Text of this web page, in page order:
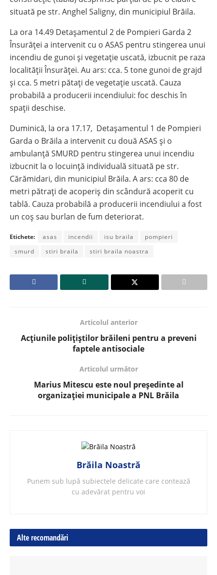
situată pe str. Anghel Saligny, din municipiul Brăila.
La ora 14.49 Detașamentul 2 de Pompieri Garda 2
Însurăței a intervenit cu o ASAS pentru stingerea unui
incendiu de gunoi și vegetație uscată, izbucnit pe raza
localității Însurăței. Au ars: cca. 5 tone gunoi de grajd
și cca. 5 metri pătați de vegetație uscată. Cauza
probabilă a producerii incendiului: foc deschis în
spații deschise.
Duminică, la ora 17.17, Detașamentul 1 de Pompieri
Garda o Brăila a intervenit cu două ASAS și o
ambulanță SMURD pentru stingerea unui incendiu
izbucnit la o locuință individuală situată pe str.
Cărămidari, din municipiul Brăila. A ars: cca 80 de
metri pătrați de acoperiș din scândură acoperit cu
tablă. Cauza probabilă a producerii incendiului a fost
un coș sau burlan de fum deteriorat.
Etichete: asas incendii isu braila
pompieri
smurd
stiri braila stiri braila noastra
Articolul anterior
Acțiunile polițiștilor brăileni pentru a preveni
faptele antisociale
Articolul următor
Marius Mitescu este noul președinte al
organizației municipale a PNL Brăila
Brăila Noastră
Punem sub lupă subiectele delicate care contează
cu adevărat pentru voi
Alte recomandări